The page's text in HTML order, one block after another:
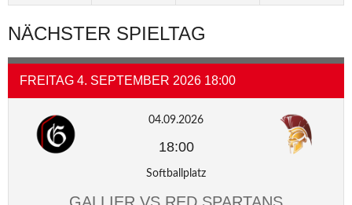
NÄCHSTER SPIELTAG
FREITAG 4. SEPTEMBER 2026 18:00
04.09.2026
18:00
Softballplatz